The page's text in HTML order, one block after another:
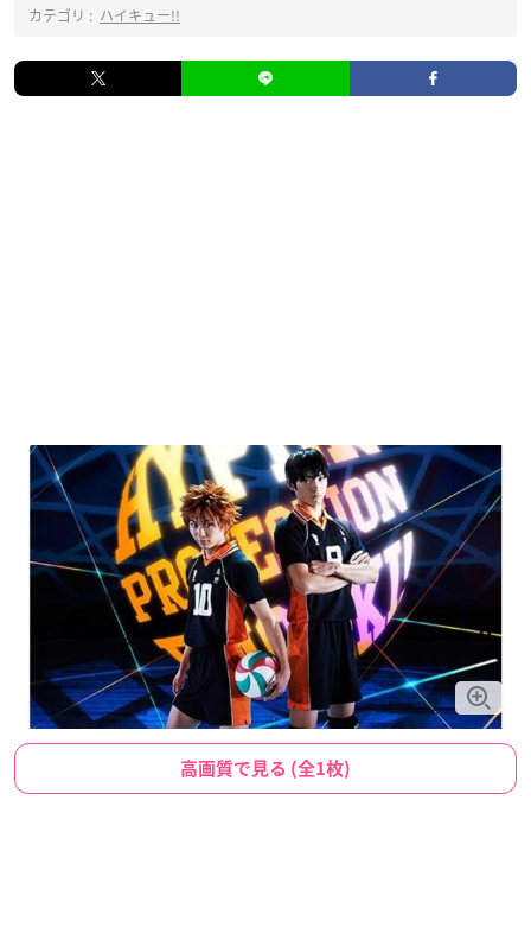
カテゴリ : ハイキュー!!
高画質で見る (全1枚)